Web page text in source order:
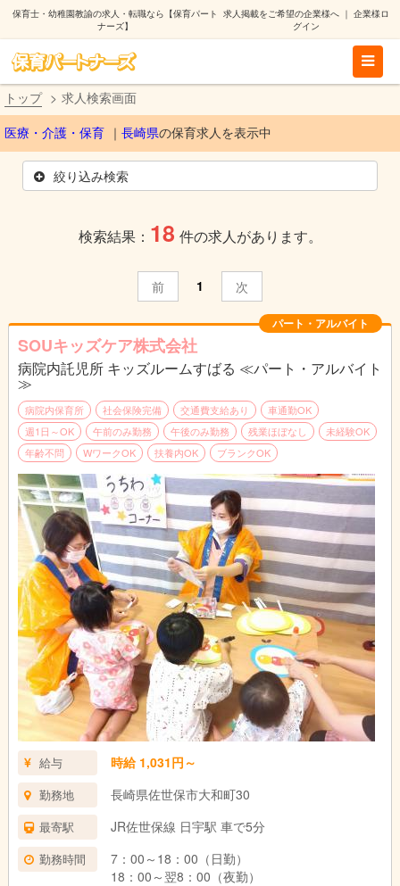
保育士・幼稚園教諭の求人・転職なら【保育パート
ナーズ】
求人掲載をご希望の企業様へ｜ 企業様ロ
グイン
トップ 求人検索画面
医療・介護・保育 長崎県の保育求人を表示中
絞り込み検索
検索結果： 18 件の求人があります。
前 1 次
パート・アルバイト
SOUキッズケア株式会社
病院内託児所 キッズルームすばる ≪パート・アルバイト
≫
病院内保育所 社会保険完備 交通費支給あり
車通勤OK
週1日～OK
午前のみ勤務 午後のみ勤務 残業ほぼなし
未経験OK
年齢不問
WワークOK 扶養内OK ブランクOK
給与 時給 1,031円～
勤務地 長崎県佐世保市大和町30
最寄駅 JR佐世保線 日宇駅 車で5分
勤務時間
7：00～18：00（日勤）
18：00～翌8：00（夜勤）